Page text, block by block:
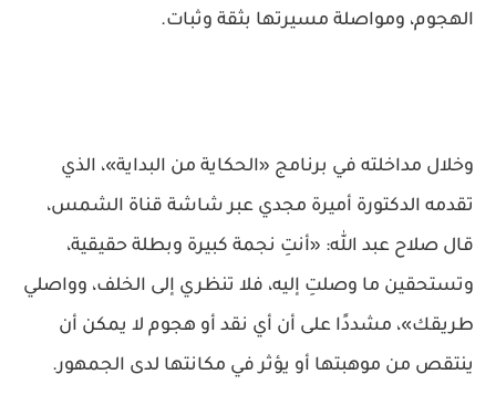
الهجوم، ومواصلة مسيرتها بثقة وثبات.
وخلال مداخلته في برنامج «الحكاية من البداية»، الذي
تقدمه الدكتورة أميرة مجدي عبر شاشة قناة الشمس،
قال صلاح عبد الله: «أنتِ نجمة كبيرة وبطلة حقيقية،
وتستحقين ما وصلتِ إليه، فلا تنظري إلى الخلف، وواصلي
طريقك»، مشددًا على أن أي نقد أو هجوم لا يمكن أن
ينتقص من موهبتها أو يؤثر في مكانتها لدى الجمهور.